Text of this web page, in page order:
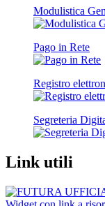
Modulistica
Pago in Rete
Registro
Segreteria
Link utili